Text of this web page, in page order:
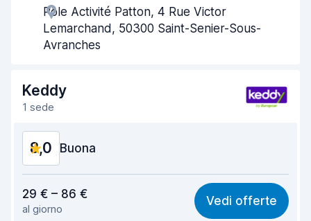
Rapidità del ritiro
Rapidità della riconsegna
Pulizia del veicolo 8,6
Condizioni dell'auto
Pôle Activité Patton, 4 Rue Victor
Lemarchand, 50300 Saint-Senier-Sous-
Avranches
Keddy
1 sede
8,0 Buona
7,3
Facile da trovare 8,2
29 € – 86 €
al giorno
Vedi offerte